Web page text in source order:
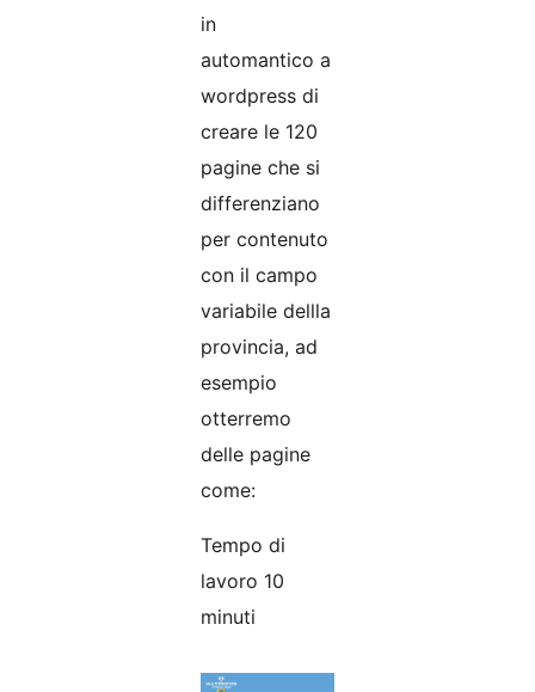
in
automantico a
wordpress di
creare le 120
pagine che si
differenziano
per contenuto
con il campo
variabile dellla
provincia, ad
esempio
otterremo
delle pagine
come:
Tempo di
lavoro 10
minuti